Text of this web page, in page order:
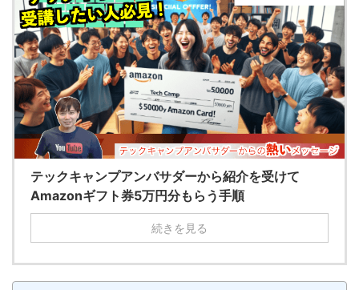
テックキャンプアンバサダーから紹介を受けて
Amazonギフト券5万円分もらう手順
続きを見る